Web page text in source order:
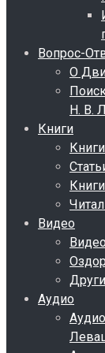
Вопрос-
О
Н. В.
Книги
Видео
Аудио